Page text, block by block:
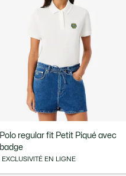
Polo regular fit Petit Piqué avec
badge
EXCLUSIVITÉ EN LIGNE